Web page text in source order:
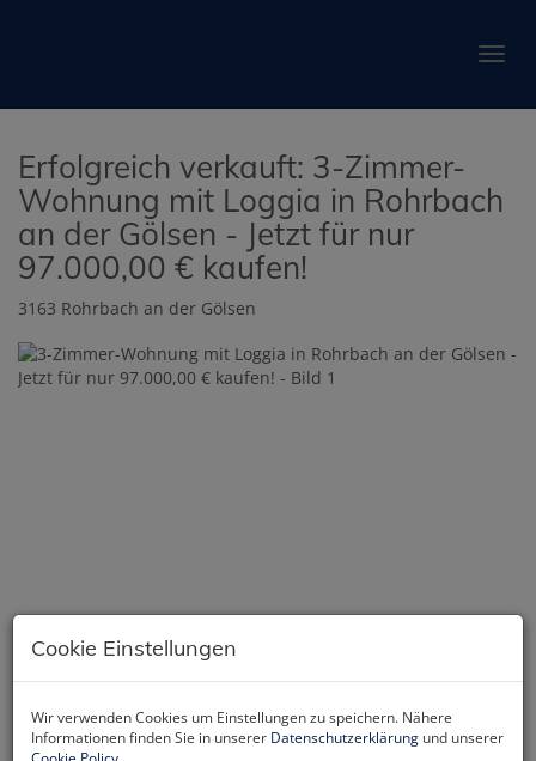
Erfolgreich verkauft: 3-Zimmer-
Wohnung mit Loggia in Rohrbach
an der Gölsen - Jetzt für nur
97.000,00 € kaufen!
3163 Rohrbach an der Gölsen
Cookie Einstellungen
Wir verwenden Cookies um Einstellungen zu speichern. Nähere
Informationen finden Sie in unserer Datenschutzerklärung und unserer